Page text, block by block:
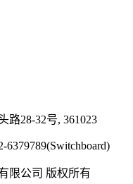
路28-32号, 361023
6379789(Switchboard)
限公司 版权所有